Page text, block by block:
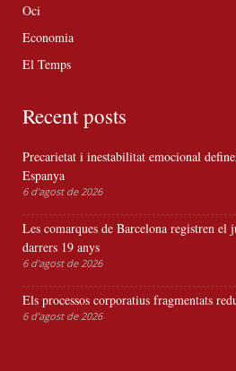
Oci
Economia
El Temps
Recent posts
Precarietat i inestabilitat emocional
Espanya
6 d'agost de 2026
Les comarques de Barcelona registren
darrers 19 anys
6 d'agost de 2026
Els processos corporatius fragmentats
6 d'agost de 2026